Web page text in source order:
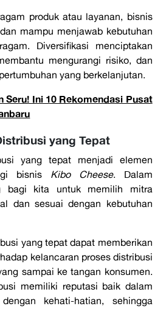
produk atau layanan, bisnis
mampu menjawab kebutuhan
Diversifikasi menciptakan
mengurangi risiko, dan
yang berkelanjutan.
Seru! Ini 10 Rekomendasi Pusat
yang Tepat
yang tepat menjadi elemen
bisnis Kibo Cheese. Dalam
bagi kita untuk memilih mitra
dan sesuai dengan kebutuhan
yang tepat dapat memberikan
kelancaran proses distribusi
sampai ke tangan konsumen.
memiliki reputasi baik dalam
kehati-hatian, sehingga